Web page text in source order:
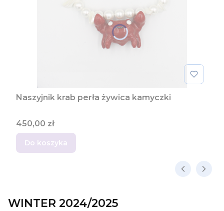
Naszyjnik krab perła żywica kamyczki
Cena
450,00 zł
Do koszyka
WINTER 2024/2025